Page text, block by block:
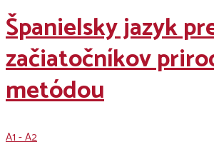
Španielsky jazyk
začiatočníkov
metódou
A1 - A2